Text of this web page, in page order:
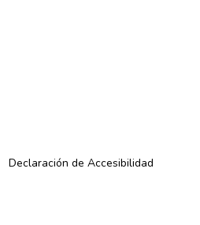
Declaración de Accesibilidad